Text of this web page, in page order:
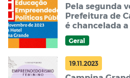
Pela segunda
Prefeitura de
é chancelada
certificação do
Referência em
Geral
19.11.2023